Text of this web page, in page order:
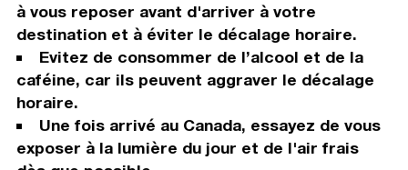
à vous reposer avant d'arriver à votre
destination et à éviter le décalage horaire.
Evitez de consommer de l’alcool et de la
caféine, car ils peuvent aggraver le décalage
horaire.
Une fois arrivé au Canada, essayez de vous
exposer à la lumière du jour et de l'air frais